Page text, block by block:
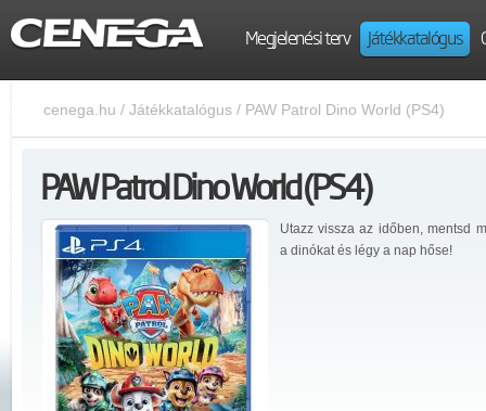
Megjelenési terv Játékkatalógus
cenega.hu / Játékkatalógus/ PAW Patrol Dino World (PS4)
PAW Patrol Dino World (PS4)
Utazz vissza az időben, mentsd
a dinókat és légy a nap hőse!